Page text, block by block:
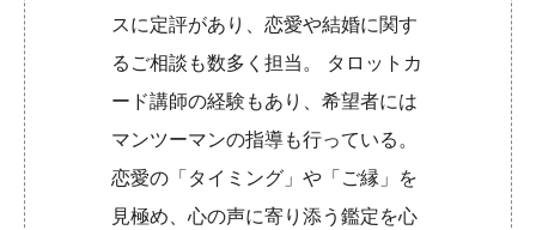
スに定評があり、恋愛や結婚に関す
るご相談も数多く担当。 タロットカ
ード講師の経験もあり、希望者には
マンツーマンの指導も行っている。
恋愛の「タイミング」や「ご縁」を
見極め、心の声に寄り添う鑑定を心